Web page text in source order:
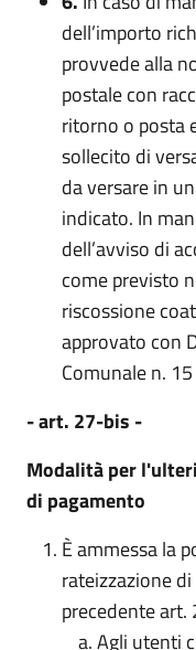
dell’importo
provvede alla
postale con
ritorno o posta
sollecito di
da versare in
indicato. In
dell’avviso di
come previsto
riscossione
approvato con
Comunale n.
- art. 27-bis -
Modalità per
di pagamento
È ammessa la
rateizzazione
precedente art.
Agli utenti